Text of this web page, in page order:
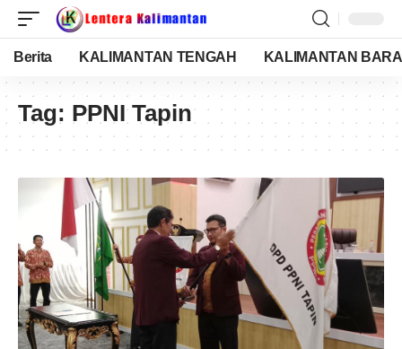
Berita KALIMANTAN TENGAH KALIMANTAN
Tag: PPNI Tapin